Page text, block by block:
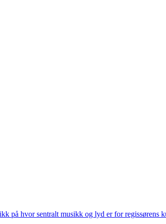
på hvor sentralt musikk og lyd er for regissørens